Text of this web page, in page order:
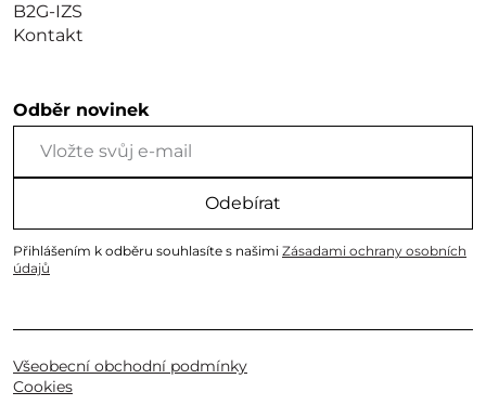
B2G-IZS
Kontakt
Odběr novinek
Odebírat
Přihlášením k odběru souhlasíte s našimi Zásadami ochrany osobních
údajů
Všeobecní obchodní podmínky
Cookies